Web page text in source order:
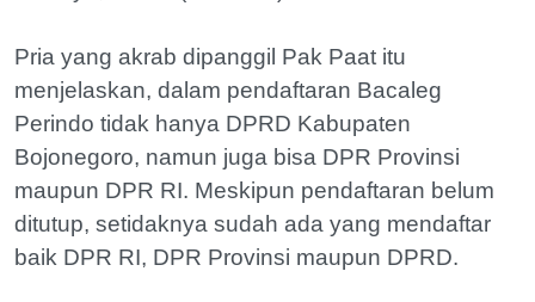
Pria yang akrab dipanggil Pak Paat itu
menjelaskan, dalam pendaftaran Bacaleg
Perindo tidak hanya DPRD Kabupaten
Bojonegoro, namun juga bisa DPR Provinsi
maupun DPR RI. Meskipun pendaftaran belum
ditutup, setidaknya sudah ada yang mendaftar
baik DPR RI, DPR Provinsi maupun DPRD.